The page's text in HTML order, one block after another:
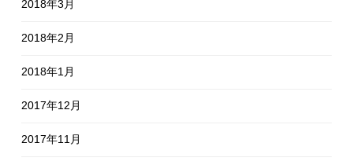
2018年3月
2018年2月
2018年1月
2017年12月
2017年11月